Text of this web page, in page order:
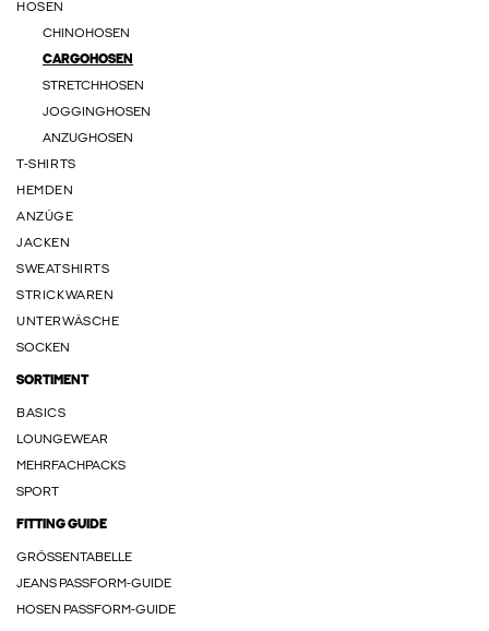
HOSEN
CHINOHOSEN
CARGOHOSEN
STRETCHHOSEN
JOGGINGHOSEN
ANZUGHOSEN
T-SHIRTS
HEMDEN
ANZÜGE
JACKEN
SWEATSHIRTS
STRICKWAREN
UNTERWÄSCHE
SOCKEN
SORTIMENT
BASICS
LOUNGEWEAR
MEHRFACHPACKS
SPORT
FITTING GUIDE
GRÖSSENTABELLE
JEANS PASSFORM-GUIDE
HOSEN PASSFORM-GUIDE